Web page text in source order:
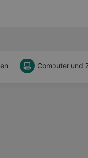
Computer und